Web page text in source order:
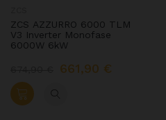
ZCS AZZURRO 6000 TLM
V3 Inverter Monofase
6000W 6kW
661,90 €